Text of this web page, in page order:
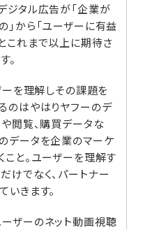
ジタル広告が「企業が
」から「ユーザーに有益
これまで以上に期待さ
。
を理解しその課題を
のはやはりヤフーのデ
や閲覧、購買データな
データを企業のマーケ
こと。ユーザーを理解す
けでなく、パートナー
いきます。
ザーのネット動画視聴